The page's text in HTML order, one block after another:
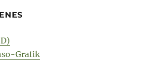
Grafik